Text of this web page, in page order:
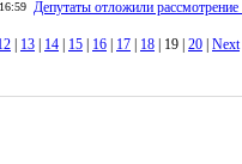
Депутаты отложили
13 14 15 16 17 18 | 19 | 20 Next